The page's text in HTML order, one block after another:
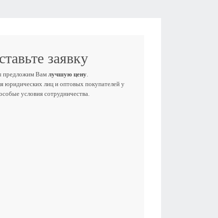
заявку
предложим Вамлучшую цену.
юридических лиц и оптовых покупателей у
условия сотрудничества.